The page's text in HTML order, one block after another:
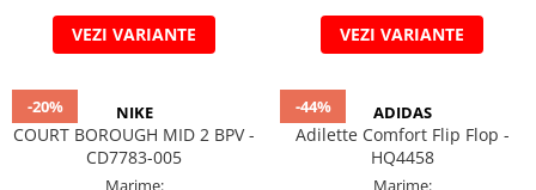
VEZI VARIANTE VEZI VARIANTE
-20% NIKE
COURT BOROUGH MID 2 BPV -
CD7783-005
Marime:
-44% ADIDAS
Adilette Comfort Flip Flop -
HQ4458
Marime: